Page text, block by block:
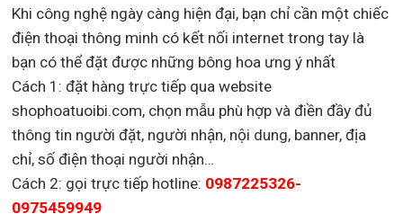
Khi công nghệ ngày càng hiện đại, bạn chỉ cần một chiếc
điện thoại thông minh có kết nối internet trong tay là
bạn có thể đặt được những bông hoa ưng ý nhất
Cách 1: đặt hàng trực tiếp qua website
shophoatuoibi.com, chọn mẫu phù hợp và điền đầy đủ
thông tin người đặt, người nhận, nội dung, banner, địa
chỉ, số điện thoại người nhận…
Cách 2: gọi trực tiếp hotline: 0987225326-
0975459949